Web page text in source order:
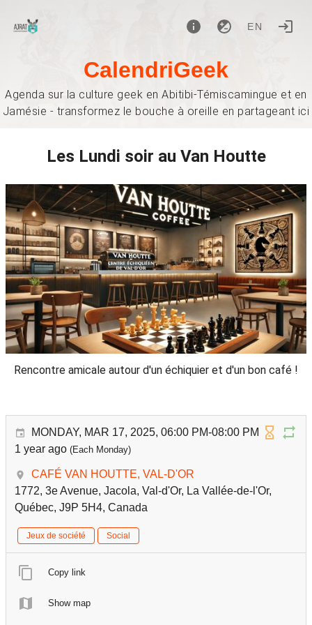
EN
CalendriGeek
Agenda sur la culture geek en Abitibi-Témiscamingue et en
Jamésie - transformez le bouche à oreille en partageant ici
Les Lundi soir au Van Houtte
Rencontre amicale autour d'un échiquier et d'un bon café !
MONDAY, MAR 17, 2025, 06:00 PM-08:00 PM
1 year ago (Each Monday)
CAFÉ VAN HOUTTE, VAL-D'OR
1772, 3e Avenue, Jacola, Val-d'Or, La Vallée-de-l'Or,
Québec, J9P 5H4, Canada
Jeux de société Social
Copy link
Show map